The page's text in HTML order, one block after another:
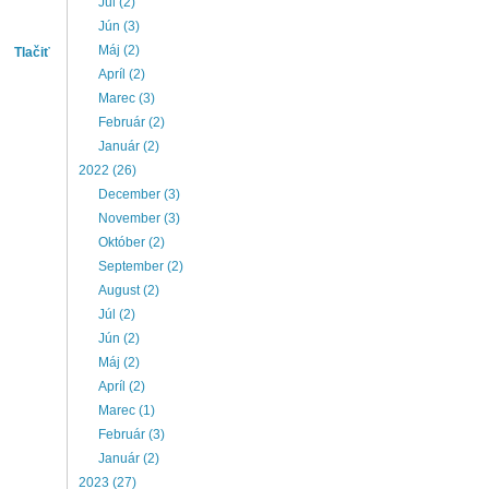
Tlačiť
Jún (3)
Máj (2)
Apríl (2)
Marec (3)
Február (2)
Január (2)
2022 (26)
December (3)
November (3)
Október (2)
September (2)
August (2)
Júl (2)
Jún (2)
Máj (2)
Apríl (2)
Marec (1)
Február (3)
Január (2)
2023 (27)